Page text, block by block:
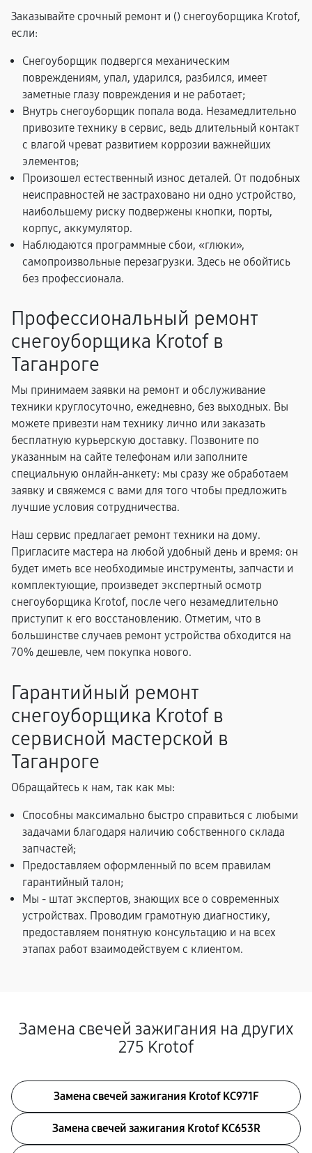
Заказывайте срочный ремонт и () снегоуборщика Krotof,
если:
Снегоуборщик подвергся механическим
повреждениям, упал, ударился, разбился, имеет
заметные глазу повреждения и не работает;
Внутрь снегоуборщик попала вода. Незамедлительно
привозите технику в сервис, ведь длительный контакт
с влагой чреват развитием коррозии важнейших
элементов;
Произошел естественный износ деталей. От подобных
неисправностей не застраховано ни одно устройство,
наибольшему риску подвержены кнопки, порты,
корпус, аккумулятор.
Наблюдаются программные сбои, «глюки»,
самопроизвольные перезагрузки. Здесь не обойтись
без профессионала.
Профессиональный ремонт
снегоуборщика Krotof в
Таганроге
Мы принимаем заявки на ремонт и обслуживание
техники круглосуточно, ежедневно, без выходных. Вы
можете привезти нам технику лично или заказать
бесплатную курьерскую доставку. Позвоните по
указанным на сайте телефонам или заполните
специальную онлайн-анкету: мы сразу же обработаем
заявку и свяжемся с вами для того чтобы предложить
лучшие условия сотрудничества.
Наш сервис предлагает ремонт техники на дому.
Пригласите мастера на любой удобный день и время: он
будет иметь все необходимые инструменты, запчасти и
комплектующие, произведет экспертный осмотр
снегоуборщика Krotof, после чего незамедлительно
приступит к его восстановлению. Отметим, что в
большинстве случаев ремонт устройства обходится на
70% дешевле, чем покупка нового.
Гарантийный ремонт
снегоуборщика Krotof в
сервисной мастерской в
Таганроге
Обращайтесь к нам, так как мы:
Способны максимально быстро справиться с любыми
задачами благодаря наличию собственного склада
запчастей;
Предоставляем оформленный по всем правилам
гарантийный талон;
Мы - штат экспертов, знающих все о современных
устройствах. Проводим грамотную диагностику,
предоставляем понятную консультацию и на всех
этапах работ взаимодействуем с клиентом.
Замена свечей зажигания на других
275 Krotof
Замена свечей зажигания Krotof KC971F
Замена свечей зажигания Krotof KC653R